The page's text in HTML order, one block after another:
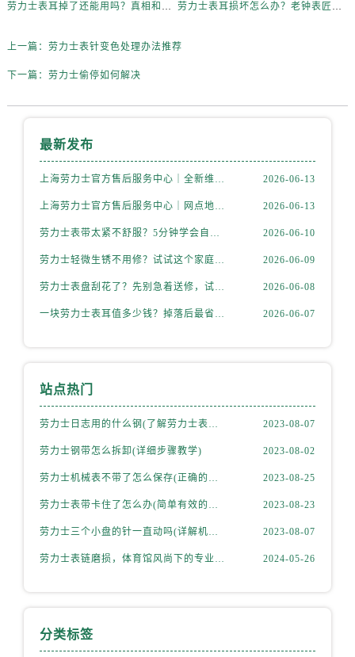
劳力士表耳掉了还能用吗？真相和解决方案来了 劳力士表耳损坏怎么办？老钟表匠透露关键技巧
上一篇： 劳力士表针变色处理办法推荐
下一篇： 劳力士偷停如何解决
最新发布
上海劳力士官方售后服务中心｜全新维修门店地址及电话权威信息公示（2026年6月最新） 2026-06-13
上海劳力士官方售后服务中心｜网点地址与电话权威信息公示（2026年6月最新） 2026-06-13
劳力士表带太紧不舒服？5分钟学会自己调节长度 2026-06-10
劳力士轻微生锈不用修？试试这个家庭小妙方 2026-06-09
劳力士表盘刮花了？先别急着送修，试试这几种方法 2026-06-08
一块劳力士表耳值多少钱？掉落后最省钱的解决方式 2026-06-07
站点热门
劳力士日志用的什么钢(了解劳力士表款材质选择) 2023-08-07
劳力士钢带怎么拆卸(详细步骤教学) 2023-08-02
劳力士机械表不带了怎么保存(正确的方法和注意事项) 2023-08-25
劳力士表带卡住了怎么办(简单有效的解决方法) 2023-08-23
劳力士三个小盘的针一直动吗(详解机械表小盘指针运行规律) 2023-08-07
劳力士表链磨损，体育馆风尚下的专业修复之道 2024-05-26
分类标签